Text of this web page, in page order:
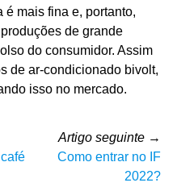
mais fina e, portanto,
de grande
do consumidor. Assim
de ar-condicionado bivolt,
isso no mercado.
Artigo seguinte →
Como entrar no IF
2022?